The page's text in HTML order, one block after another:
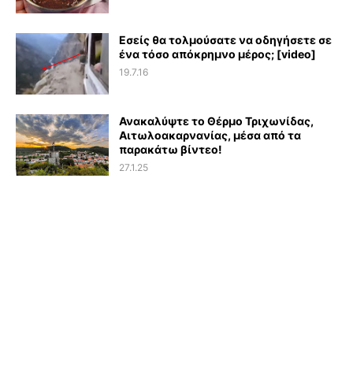
Εσείς θα τολμούσατε να οδηγήσετε σε
ένα τόσο απόκρημνο μέρος; [video]
19.7.16
Ανακαλύψτε το Θέρμο Τριχωνίδας,
Αιτωλοακαρνανίας, μέσα από τα
παρακάτω βίντεο!
27.1.25